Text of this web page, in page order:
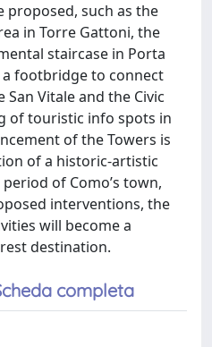
such as the
in Torre Gattoni, the
staircase in Porta
footbridge to connect
Vitale and the Civic
of touristic info spots in
of the Towers is
of a historic-artistic
of Como’s town,
interventions, the
will become a
destination.
completa